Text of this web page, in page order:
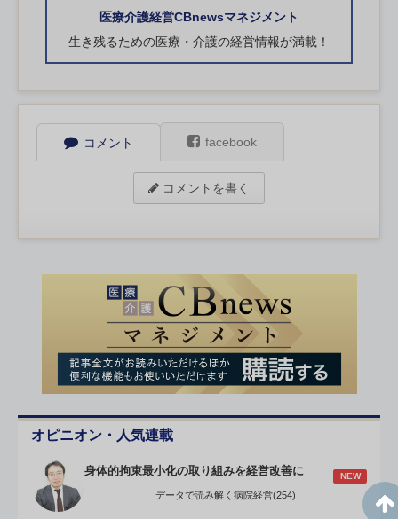
医療介護経営CBnewsマネジメント
生き残るための医療・介護の経営情報が満載！
コメント facebook
コメントを書く
オピニオン・人気連載
身体的拘束最小化の取り組みを経営改善に NEW
データで読み解く病院経営(254)